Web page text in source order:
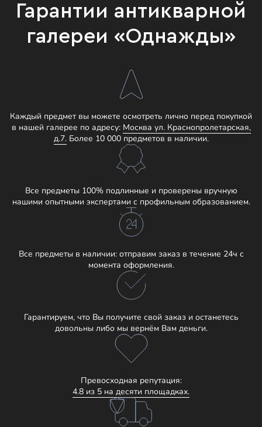
Гарантии антикварной
галереи «Однажды»
Каждый предмет вы можете осмотреть лично перед покупкой
в нашей галерее по адресу: Москва ул. Краснопролетарская,
д.7.Более 10 000 предметов в наличии.
Все предметы 100% подлинные и проверены вручную
нашими опытными экспертами с профильным образованием.
Все предметы в наличии: отправим заказ в течение 24ч с
момента оформления.
Гарантируем, что Вы получите свой заказ и останетесь
довольны либо мы вернём Вам деньги.
Превосходная репутация:
4.8 из 5 на десяти площадках.